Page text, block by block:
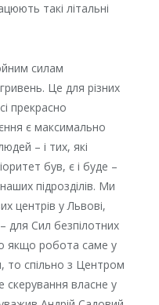
такі літальні
силам
Це для різних
прекрасно
є максимально
– і тих, які
був, є і буде –
підрозділів. Ми
центрів у Львові,
для Сил безпілотних
якщо робота саме у
то спільно з Центром
власне у